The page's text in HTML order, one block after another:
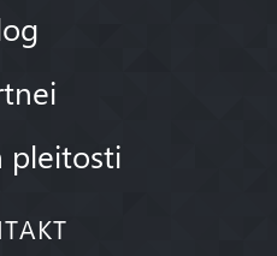
pleitosti